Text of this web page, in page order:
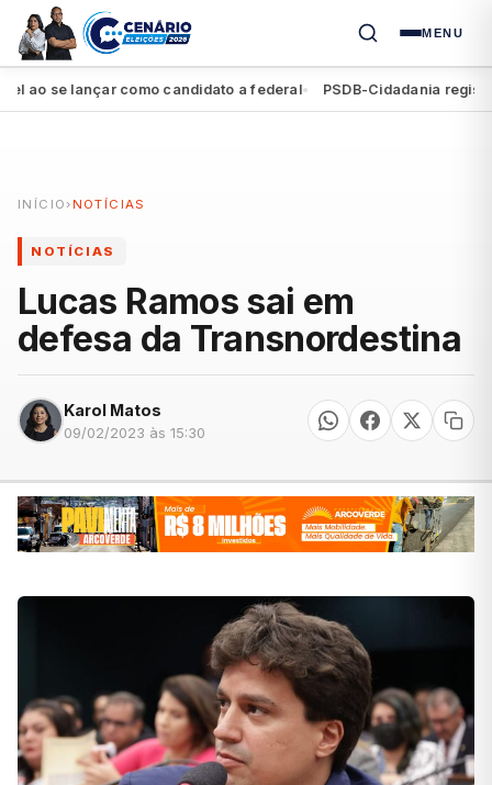
MENU
se lançar como candidato a federal● PSDB-Cidadania registra
INÍCIO › NOTÍCIAS
NOTÍCIAS
Lucas Ramos sai em
defesa da Transnordestina
Karol Matos
09/02/2023 às 15:30